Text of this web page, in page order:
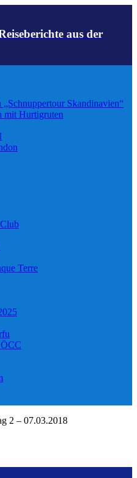
aus der
Skandinavien“
mit Hurtigruten
Terre
2 – 07.03.2018